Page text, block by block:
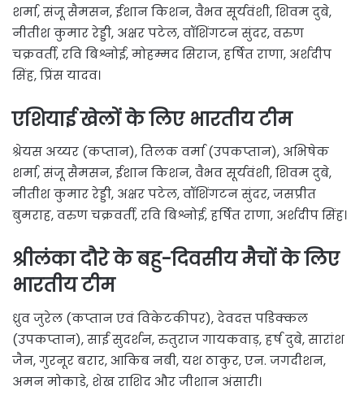
शर्मा, संजू सैमसन, ईशान किशन, वैभव सूर्यवंशी, शिवम दुबे,
नीतीश कुमार रेड्डी, अक्षर पटेल, वॉशिंगटन सुंदर, वरुण
चक्रवर्ती, रवि बिश्नोई, मोहम्मद सिराज, हर्षित राणा, अर्शदीप
सिंह, प्रिंस यादव।
एशियाई खेलों के लिए भारतीय टीम
श्रेयस अय्यर (कप्तान), तिलक वर्मा (उपकप्तान), अभिषेक
शर्मा, संजू सैमसन, ईशान किशन, वैभव सूर्यवंशी, शिवम दुबे,
नीतीश कुमार रेड्डी, अक्षर पटेल, वॉशिंगटन सुंदर, जसप्रीत
बुमराह, वरुण चक्रवर्ती, रवि बिश्नोई, हर्षित राणा, अर्शदीप सिंह।
श्रीलंका दौरे के बहु-दिवसीय मैचों के लिए
भारतीय टीम
ध्रुव जुरेल (कप्तान एवं विकेटकीपर), देवदत्त पडिक्कल
(उपकप्तान), साई सुदर्शन, रुतुराज गायकवाड़, हर्ष दुबे, सारांश
जैन, गुरनूर बरार, आकिब नबी, यश ठाकुर, एन. जगदीशन,
अमन मोकाडे, शेख राशिद और जीशान अंसारी।